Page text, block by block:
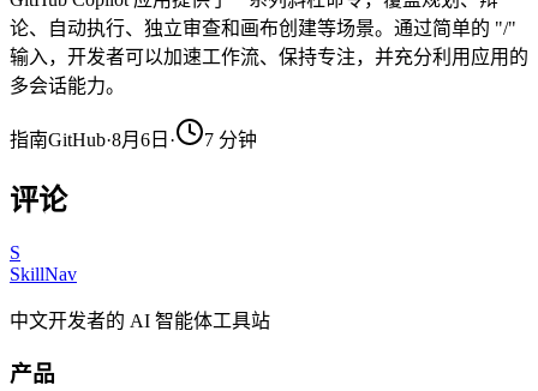
论、自动执行、独立审查和画布创建等场景。通过简单的 "/"
输入，开发者可以加速工作流、保持专注，并充分利用应用的
多会话能力。
指南GitHub·8月6日 · 7 分钟
评论
S
SkillNav
中文开发者的 AI 智能体工具站
产品